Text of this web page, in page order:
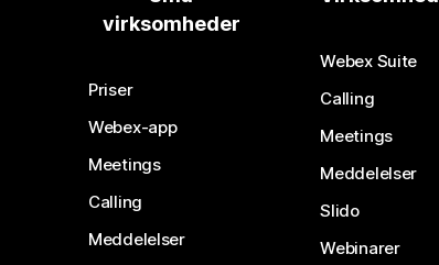
virksomheder
Priser
Webex-app
Meetings
Calling
Meddelelser
Webex Suite
Calling
Meetings
Meddelelser
Slido
Webinarer